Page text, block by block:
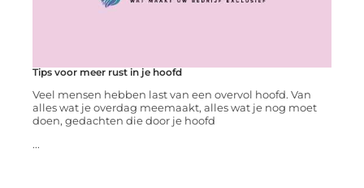
Tips voor meer rust in je hoofd
Veel mensen hebben last van een overvol hoofd. Van
alles wat je overdag meemaakt, alles wat je nog moet
doen, gedachten die door je hoofd
...